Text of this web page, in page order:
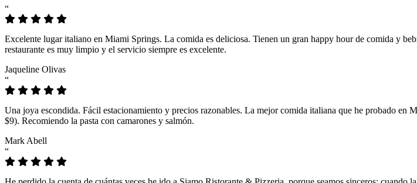
“
Excelente lugar italiano en Miami Springs. La comida es deliciosa. Tienen un gran happy hour de comida y
restaurante es muy limpio y el servicio siempre es excelente.
Jaqueline Olivas
“
Una joya escondida. Fácil estacionamiento y precios razonables. La mejor comida italiana que he probado
$9). Recomiendo la pasta con camarones y salmón.
Mark Abell
“